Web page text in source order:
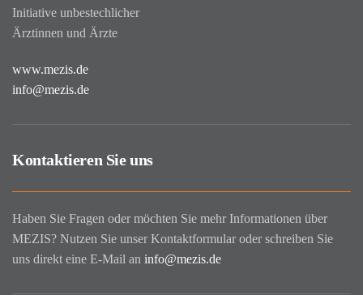
Initiative unbestechlicher
Ärztinnen und Ärzte
www.mezis.de
info@mezis.de
Kontaktieren Sie uns
Haben Sie Fragen oder möchten Sie mehr Informationen über
MEZIS? Nutzen Sie unser Kontaktformular oder schreiben Sie
uns direkt eine E-Mail an info@mezis.de